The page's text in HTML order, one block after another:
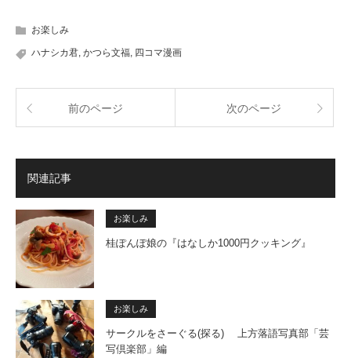
お楽しみ
ハナシカ君, かつら文福, 四コマ漫画
前のページ 次のページ
関連記事
お楽しみ
桂ぽんぽ娘の『はなしか1000円クッキング』
お楽しみ
サークルをさーぐる(探る) 上方落語写真部「芸
写倶楽部」編